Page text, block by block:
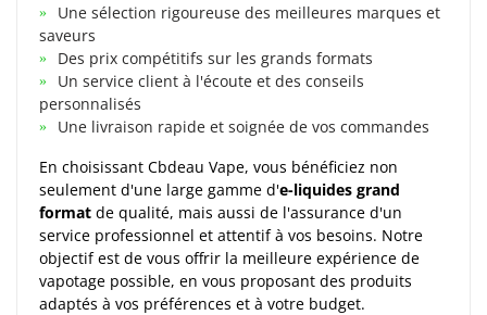
Une sélection rigoureuse des meilleures marques et
saveurs
Des prix compétitifs sur les grands formats
Un service client à l'écoute et des conseils
personnalisés
Une livraison rapide et soignée de vos commandes
En choisissant Cbdeau Vape, vous bénéficiez non
seulement d'une large gamme d'e-liquides grand
format de qualité, mais aussi de l'assurance d'un
service professionnel et attentif à vos besoins. Notre
objectif est de vous offrir la meilleure expérience de
vapotage possible, en vous proposant des produits
adaptés à vos préférences et à votre budget.